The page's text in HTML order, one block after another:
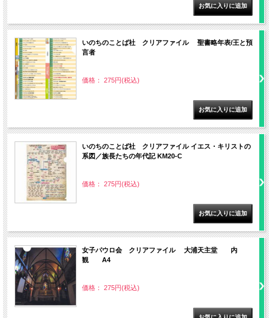
いのちのことば社 クリアファイル 聖書略年表/王と預
言者
価格： 275円(税込)
いのちのことば社 クリアファイル イエス・キリストの
系図／族長たちの年代記 KM20-C
価格： 275円(税込)
女子パウロ会 クリアファイル 大浦天主堂 内
観 A4
価格： 275円(税込)